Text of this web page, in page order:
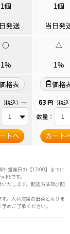
1個
1個
発送
当日発
○
△
1%
1%
格表
価格
（税込） ～
トへ
63 円（税込
数量：
カート
社営業日の【13:00】までに
能です。
たします。配送方法及び配
。入荷次第の出荷となりま
めご了承ください。